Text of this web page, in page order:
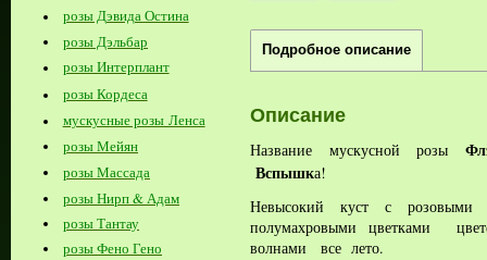
розы Дэвида Остина
розы Дэльбар
розы Интерплант
розы Кордеса
мускусные розы Ленса
розы Мейян
розы Массада
розы Нирп & Адам
розы Тантау
розы Фено Гено
Подробное описание
Описание
Название мускусной розы
Вспышка!
Невысокий куст с
полумахровыми цветками
волнами все лето.